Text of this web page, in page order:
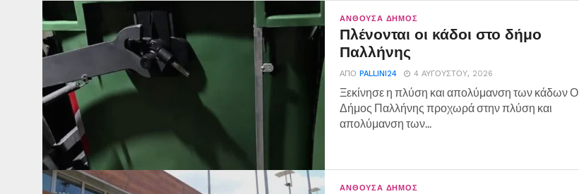
ΑΝΘΟΎΣΑ ΔΉΜΟΣ
Πλένονται οι κάδοι στο δήμο
Παλλήνης
ΑΠΌPALLINI24 4 ΑΥΓΟΎΣΤΟΥ, 2026
Ξεκίνησε η πλύση και απολύμανση των κάδων Ο
Δήμος Παλλήνης προχωρά στην πλύση και
απολύμανση των...
ΑΝΘΟΎΣΑ ΔΉΜΟΣ